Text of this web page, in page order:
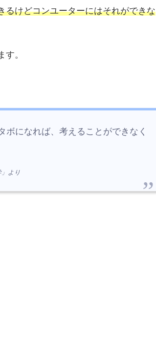
るけどコンユーターにはそれができな
。
になれば、考えることができなく
より